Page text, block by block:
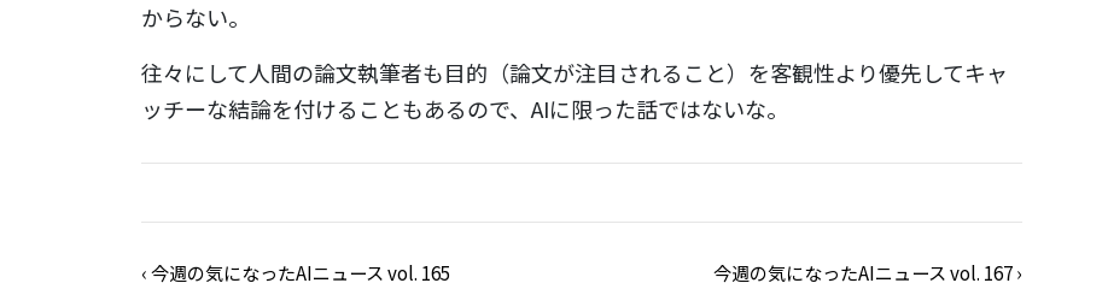
からない。
往々にして人間の論文執筆者も目的（論文が注目されること）を客観性より優先してキャ
ッチーな結論を付けることもあるので、AIに限った話ではないな。
‹今週の気になったAIニュース vol. 165 今週の気になったAIニュース vol. 167›